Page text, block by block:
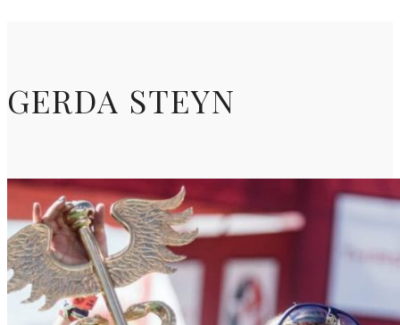
GERDA STEYN